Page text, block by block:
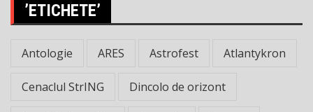
’ETICHETE’
Antologie ARES Astrofest Atlantykron
Cenaclul StrING Dincolo de orizont